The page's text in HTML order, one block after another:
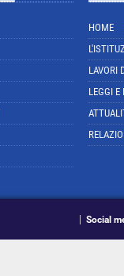
HOME
LAVORI
LEGGI E
Social